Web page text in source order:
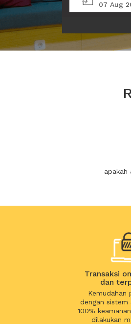
07 Aug
apakah
Transaksi
dan
Kemudahan
dengan sistem
100%
dilakukan